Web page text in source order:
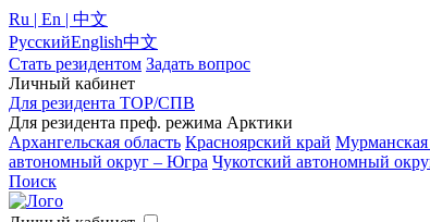
Ru | En | 中文
РусскийEnglish中文
Стать резидентом Задать вопрос
Личный кабинет
Для резидента ТОР/СПВ
Для резидента преф. режима Арктики
Архангельская область Красноярский край Мурманская
автономный округ – Югра Чукотский автономный
Поиск